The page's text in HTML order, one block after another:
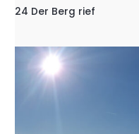
24 Der Berg rief